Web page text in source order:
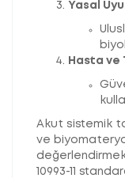
Yasal
Hasta ve
Akut sistemik
ve
10993-11